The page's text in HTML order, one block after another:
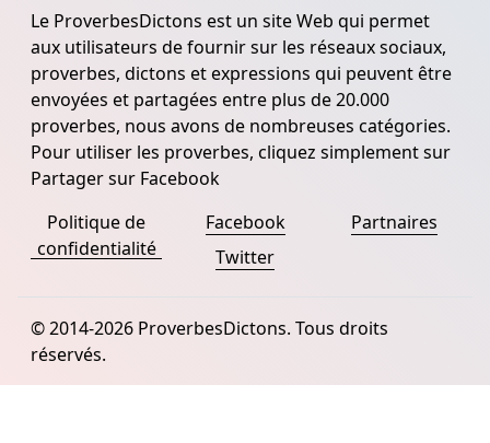
Le ProverbesDictons est un site Web qui permet
aux utilisateurs de fournir sur les réseaux sociaux,
proverbes, dictons et expressions qui peuvent être
envoyées et partagées entre plus de 20.000
proverbes, nous avons de nombreuses catégories.
Pour utiliser les proverbes, cliquez simplement sur
Partager sur Facebook
Politique de
confidentialité
Facebook
Twitter
Partnaires
© 2014-2026 ProverbesDictons. Tous droits
réservés.